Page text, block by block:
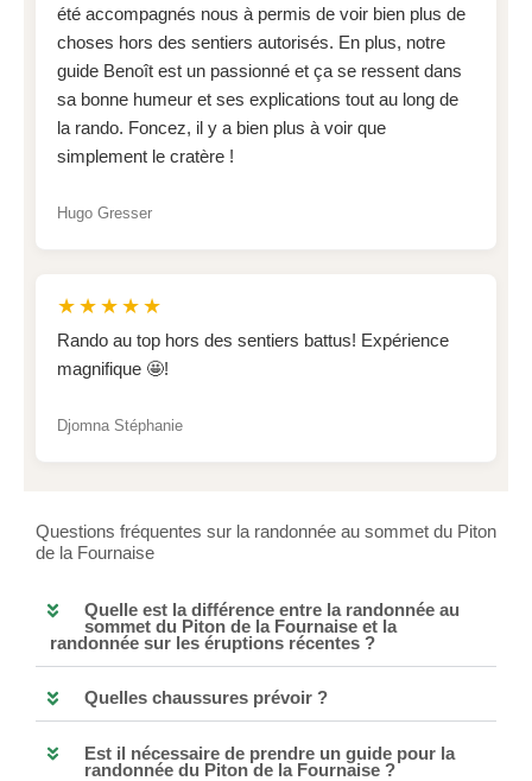
été accompagnés nous à permis de voir bien plus de
choses hors des sentiers autorisés. En plus, notre
guide Benoît est un passionné et ça se ressent dans
sa bonne humeur et ses explications tout au long de
la rando. Foncez, il y a bien plus à voir que
simplement le cratère !
Hugo Gresser
★★★★★
Rando au top hors des sentiers battus! Expérience
magnifique 🤩!
Djomna Stéphanie
Questions fréquentes sur la randonnée au sommet du Piton
de la Fournaise
Quelle est la différence entre la randonnée au
sommet du Piton de la Fournaise et la
randonnée sur les éruptions récentes ?
Quelles chaussures prévoir ?
Est il nécessaire de prendre un guide pour la
randonnée du Piton de la Fournaise ?